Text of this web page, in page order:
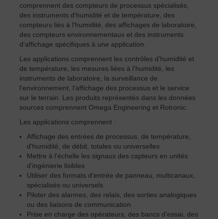
comprennent des compteurs de processus spécialisés,
des instruments d'humidité et de température, des
compteurs liés à l'humidité, des affichages de laboratoire,
des compteurs environnementaux et des instruments
d'affichage spécifiques à une application.
Les applications comprennent les contrôles d'humidité et
de température, les mesures liées à l'humidité, les
instruments de laboratoire, la surveillance de
l'environnement, l'affichage des processus et le service
sur le terrain. Les produits représentés dans les données
sources comprennent Omega Engineering et Rotronic.
Les applications comprennent :
Affichage des entrées de processus, de température,
d'humidité, de débit, totales ou universelles
Mettre à l'échelle les signaux des capteurs en unités
d'ingénierie lisibles
Utiliser des formats d'entrée de panneau, multicanaux,
spécialisés ou universels
Piloter des alarmes, des relais, des sorties analogiques
ou des liaisons de communication
Prise en charge des opérateurs, des bancs d'essai, des